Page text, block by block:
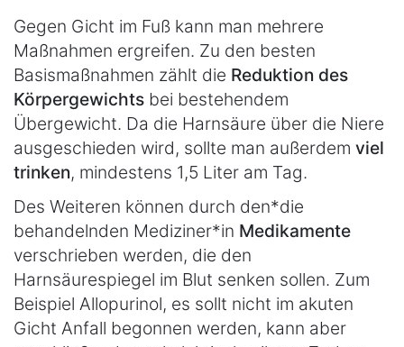
Gegen Gicht im Fuß kann man mehrere
Maßnahmen ergreifen. Zu den besten
Basismaßnahmen zählt die Reduktion des
Körpergewichts bei bestehendem
Übergewicht. Da die Harnsäure über die Niere
ausgeschieden wird, sollte man außerdem viel
trinken, mindestens 1,5 Liter am Tag.
Des Weiteren können durch den*die
behandelnden Mediziner*in Medikamente
verschrieben werden, die den
Harnsäurespiegel im Blut senken sollen. Zum
Beispiel Allopurinol, es sollt nicht im akuten
Gicht Anfall begonnen werden, kann aber